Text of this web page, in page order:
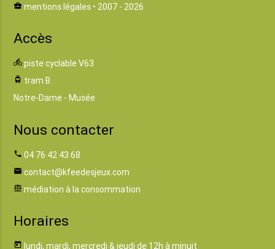
business_center mentions légales • 2007 - 2026
Accès
directions_bike piste cyclable V63
tram tram B
Notre-Dame - Musée
Nous contacter
phone 04 76 42 43 68
email contact@kfeedesjeux.com
balance médiation à la consommation
Horaires
today lundi, mardi, mercredi & jeudi de 12h à minuit